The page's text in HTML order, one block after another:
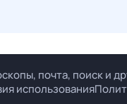
почта, поиск и
использования